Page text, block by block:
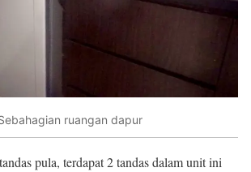
ruangan dapur
pula, terdapat 2 tandas dalam unit ini